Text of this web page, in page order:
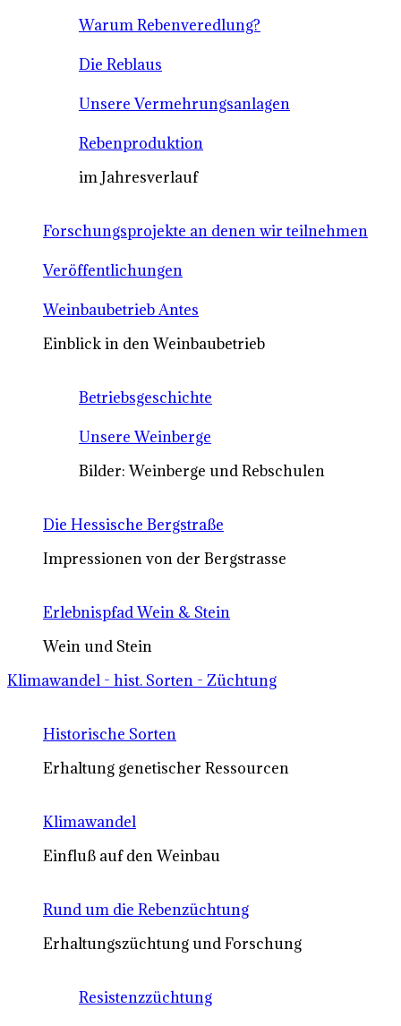
Warum Rebenveredlung?
Die Reblaus
Unsere Vermehrungsanlagen
Rebenproduktion
im Jahresverlauf
Forschungsprojekte an denen wir teilnehmen
Veröffentlichungen
Weinbaubetrieb Antes
Einblick in den Weinbaubetrieb
Betriebsgeschichte
Unsere Weinberge
Bilder: Weinberge und Rebschulen
Die Hessische Bergstraße
Impressionen von der Bergstrasse
Erlebnispfad Wein & Stein
Wein und Stein
Klimawandel - hist. Sorten - Züchtung
Historische Sorten
Erhaltung genetischer Ressourcen
Klimawandel
Einfluß auf den Weinbau
Rund um die Rebenzüchtung
Erhaltungszüchtung und Forschung
Resistenzzüchtung